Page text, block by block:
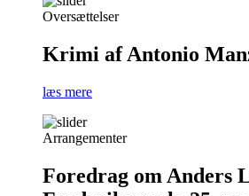
Oversættelser
Krimi af Antonio
læs mere
Arrangementer
Foredrag om Anders